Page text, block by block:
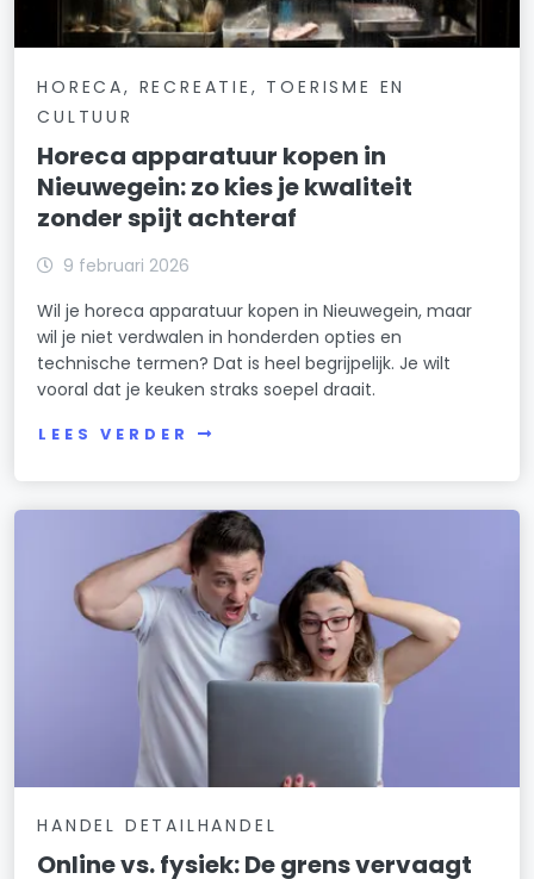
HORECA, RECREATIE, TOERISME EN
CULTUUR
Horeca apparatuur kopen in
Nieuwegein: zo kies je kwaliteit
zonder spijt achteraf
9 februari 2026
Wil je horeca apparatuur kopen in Nieuwegein, maar
wil je niet verdwalen in honderden opties en
technische termen? Dat is heel begrijpelijk. Je wilt
vooral dat je keuken straks soepel draait.
LEES VERDER
HANDEL DETAILHANDEL
Online vs. fysiek: De grens vervaagt